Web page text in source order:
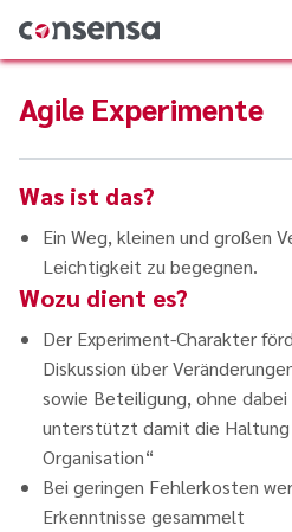
Agile Experimente
Was ist das?
Ein Weg, kleinen und großen
Leichtigkeit zu begegnen.
Wozu dient es?
Der Experiment-Charakter
Diskussion über
sowie Beteiligung, ohne dabei
unterstützt damit die Haltung
Organisation“
Bei geringen Fehlerkosten
Erkenntnisse gesammelt